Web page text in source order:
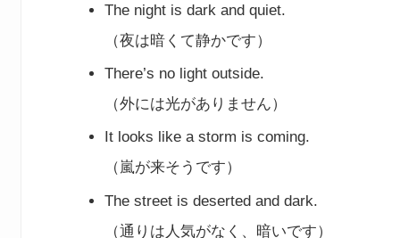
The night is dark and quiet.
（夜は暗くて静かです）
There’s no light outside.
（外には光がありません）
It looks like a storm is coming.
（嵐が来そうです）
The street is deserted and dark.
（通りは人気がなく、暗いです）